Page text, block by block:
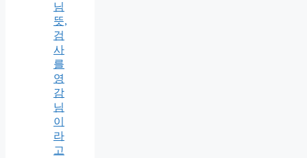
님
뜻,
검
사
를
영
감
님
이
라
고